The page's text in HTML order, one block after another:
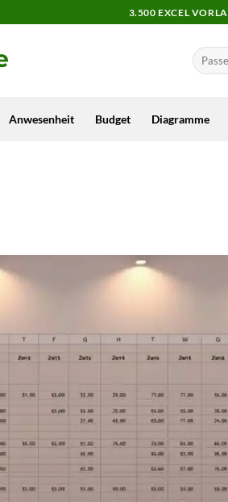
3.500 EXCEL
Anwesenheit Budget Diagramme